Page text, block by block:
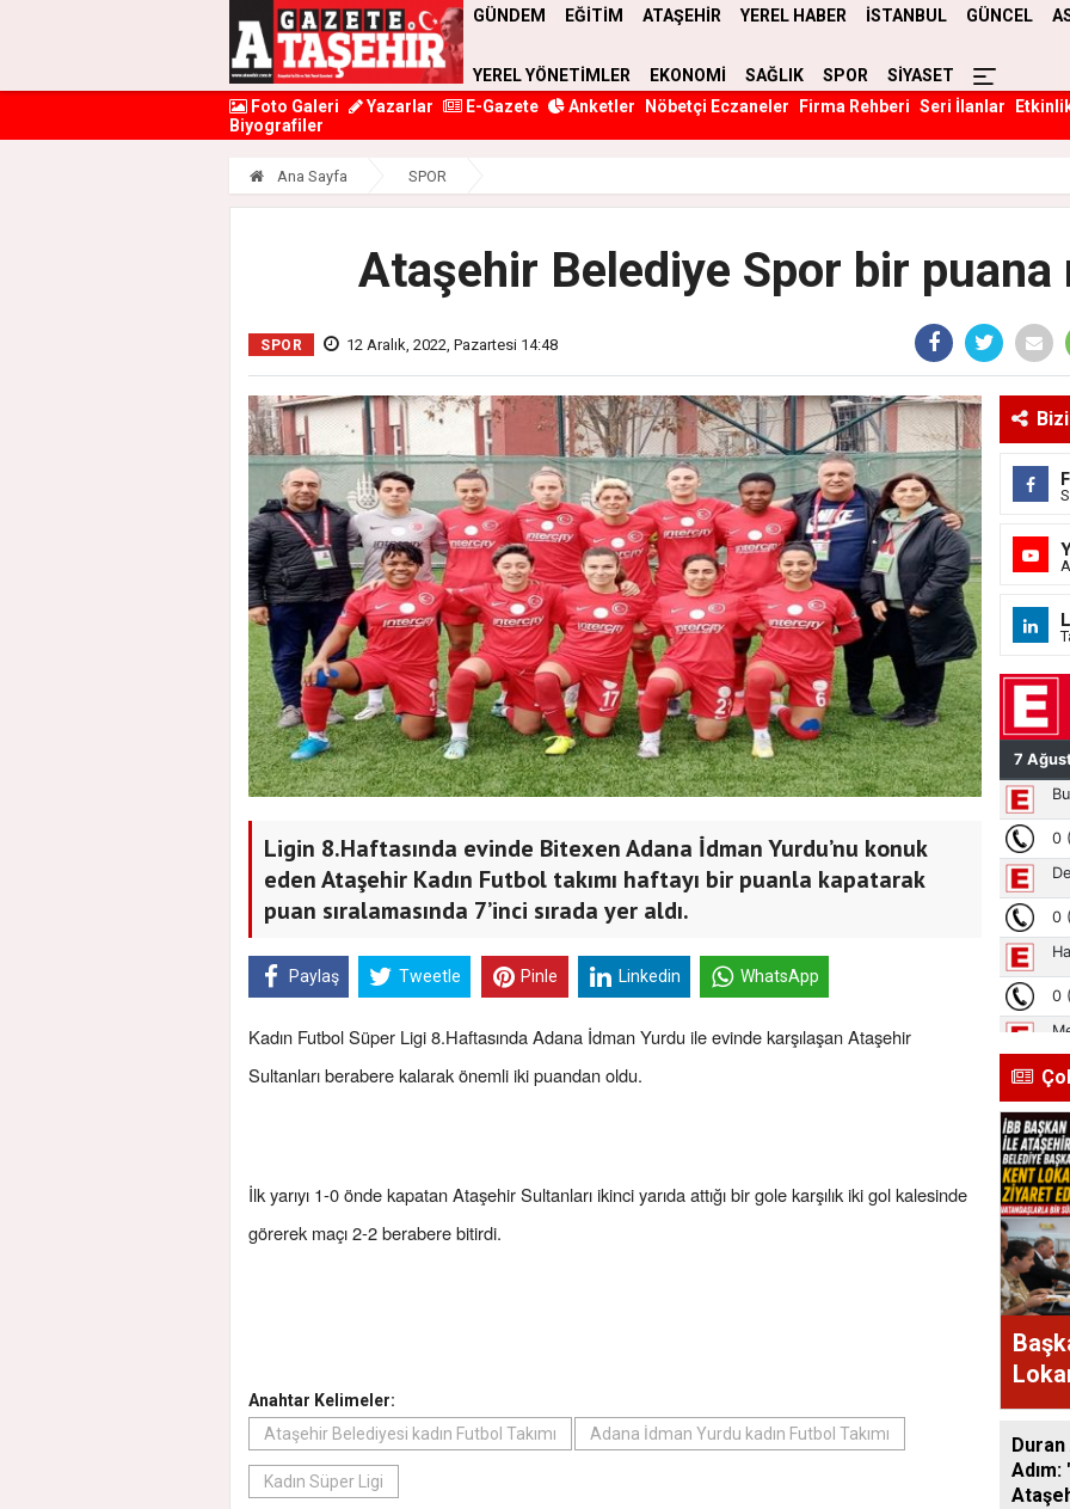
GÜNDEM EĞİTİM ATAŞEHİR YEREL HABER İSTANBUL GÜNCEL
YEREL YÖNETİMLER EKONOMİ SAĞLIK SPOR
SİYASET
Foto Galeri
Yazarlar E-Gazete Anketler Nöbetçi Eczaneler Firma Rehberi Seri İlanlar
Biyografiler
Ana Sayfa SPOR
Ataşehir Belediye Spor bir puana
SPOR 12 Aralık, 2022, Pazartesi 14:48
Ligin 8.Haftasında evinde Bitexen Adana İdman Yurdu’nu konuk
eden Ataşehir Kadın Futbol takımı haftayı bir puanla kapatarak
puan sıralamasında 7’inci sırada yer aldı.
Paylaş Tweetle Pinle Linkedin WhatsApp
Kadın Futbol Süper Ligi 8.Haftasında Adana İdman Yurdu ile evinde karşılaşan Ataşehir
Sultanları berabere kalarak önemli iki puandan oldu.
İlk yarıyı 1-0 önde kapatan Ataşehir Sultanları ikinci yarıda attığı bir gole karşılık iki gol kalesinde
görerek maçı 2-2 berabere bitirdi.
Anahtar Kelimeler:
Ataşehir Belediyesi kadın Futbol Takımı
Adana İdman Yurdu kadın Futbol Takımı
Kadın Süper Ligi
Bir
Adım: